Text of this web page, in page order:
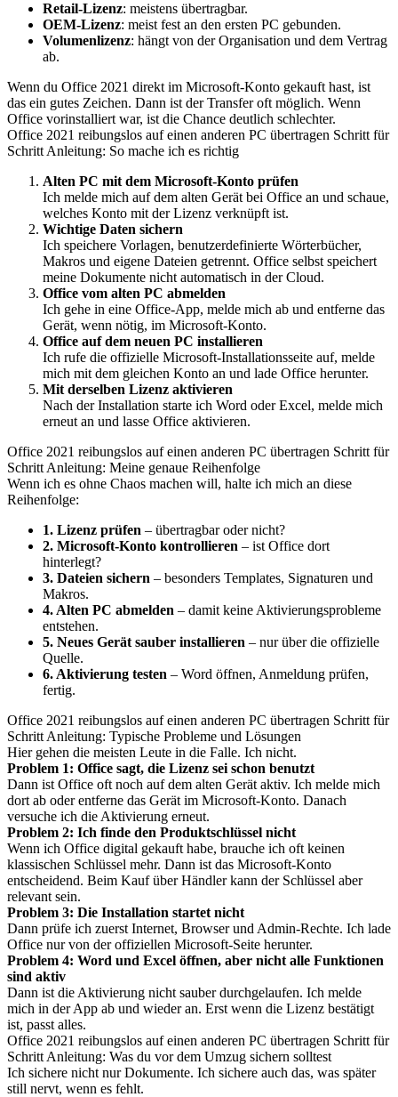
Retail-Lizenz: meistens übertragbar.
OEM-Lizenz: meist fest an den ersten PC gebunden.
Volumenlizenz: hängt von der Organisation und dem Vertrag
ab.
Wenn du Office 2021 direkt im Microsoft-Konto gekauft hast, ist
das ein gutes Zeichen. Dann ist der Transfer oft möglich. Wenn
Office vorinstalliert war, ist die Chance deutlich schlechter.
Office 2021 reibungslos auf einen anderen PC übertragen Schritt für
Schritt Anleitung: So mache ich es richtig
Alten PC mit dem Microsoft-Konto prüfen
Ich melde mich auf dem alten Gerät bei Office an und schaue,
welches Konto mit der Lizenz verknüpft ist.
Wichtige Daten sichern
Ich speichere Vorlagen, benutzerdefinierte Wörterbücher,
Makros und eigene Dateien getrennt. Office selbst speichert
meine Dokumente nicht automatisch in der Cloud.
Office vom alten PC abmelden
Ich gehe in eine Office-App, melde mich ab und entferne das
Gerät, wenn nötig, im Microsoft-Konto.
Office auf dem neuen PC installieren
Ich rufe die offizielle Microsoft-Installationsseite auf, melde
mich mit dem gleichen Konto an und lade Office herunter.
Mit derselben Lizenz aktivieren
Nach der Installation starte ich Word oder Excel, melde mich
erneut an und lasse Office aktivieren.
Office 2021 reibungslos auf einen anderen PC übertragen Schritt für
Schritt Anleitung: Meine genaue Reihenfolge
Wenn ich es ohne Chaos machen will, halte ich mich an diese
Reihenfolge:
1. Lizenz prüfen – übertragbar oder nicht?
2. Microsoft-Konto kontrollieren – ist Office dort
hinterlegt?
3. Dateien sichern – besonders Templates, Signaturen und
Makros.
4. Alten PC abmelden – damit keine Aktivierungsprobleme
entstehen.
5. Neues Gerät sauber installieren – nur über die offizielle
Quelle.
6. Aktivierung testen – Word öffnen, Anmeldung prüfen,
fertig.
Office 2021 reibungslos auf einen anderen PC übertragen Schritt für
Schritt Anleitung: Typische Probleme und Lösungen
Hier gehen die meisten Leute in die Falle. Ich nicht.
Problem 1: Office sagt, die Lizenz sei schon benutzt
Dann ist Office oft noch auf dem alten Gerät aktiv. Ich melde mich
dort ab oder entferne das Gerät im Microsoft-Konto. Danach
versuche ich die Aktivierung erneut.
Problem 2: Ich finde den Produktschlüssel nicht
Wenn ich Office digital gekauft habe, brauche ich oft keinen
klassischen Schlüssel mehr. Dann ist das Microsoft-Konto
entscheidend. Beim Kauf über Händler kann der Schlüssel aber
relevant sein.
Problem 3: Die Installation startet nicht
Dann prüfe ich zuerst Internet, Browser und Admin-Rechte. Ich lade
Office nur von der offiziellen Microsoft-Seite herunter.
Problem 4: Word und Excel öffnen, aber nicht alle Funktionen
sind aktiv
Dann ist die Aktivierung nicht sauber durchgelaufen. Ich melde
mich in der App ab und wieder an. Erst wenn die Lizenz bestätigt
ist, passt alles.
Office 2021 reibungslos auf einen anderen PC übertragen Schritt für
Schritt Anleitung: Was du vor dem Umzug sichern solltest
Ich sichere nicht nur Dokumente. Ich sichere auch das, was später
still nervt, wenn es fehlt.